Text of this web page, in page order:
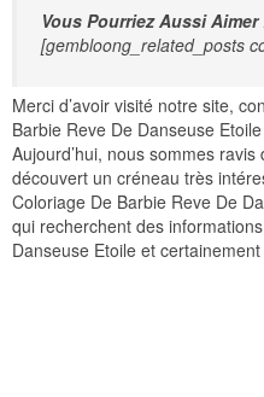
Vous Pourriez Aussi Aimer
[gembloong_related_posts
Merci d’avoir visité notre site,
Barbie Reve De Danseuse
Aujourd’hui, nous sommes
découvert un créneau très
Coloriage De Barbie Reve De
qui recherchent des
Danseuse Etoile et certainement